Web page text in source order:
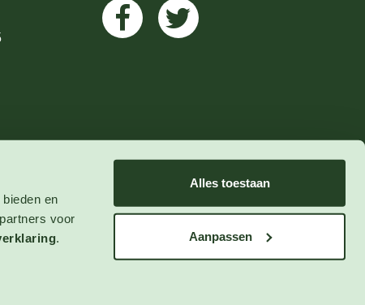
en
voor
.
Alles toestaan
Aanpassen
© 2023 123zaden.nl